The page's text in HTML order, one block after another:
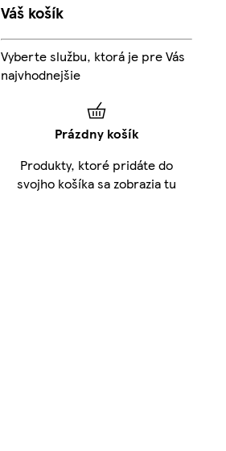
Váš košík
Vyberte službu, ktorá je pre Vás
najvhodnejšie
Prázdny košík
Produkty, ktoré pridáte do
svojho košíka sa zobrazia tu